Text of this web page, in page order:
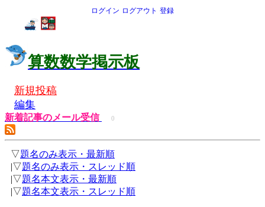
ログイン ログアウト 登録
算数数学掲示板
新規投稿
編集
新着記事のメール受信 0
▽題名のみ表示・最新順
|▽題名のみ表示・スレッド順
|▽題名本文表示・最新順
|▽題名本文表示・スレッド順